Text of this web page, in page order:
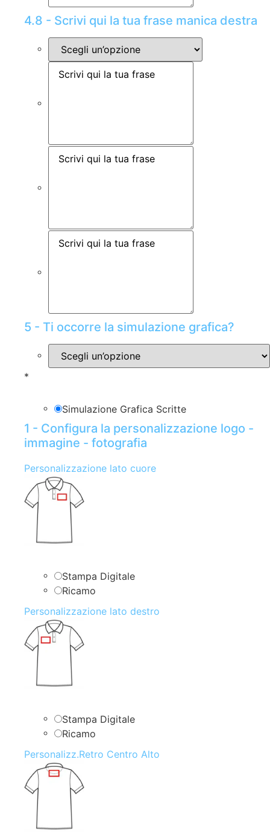
4.8 - Scrivi qui la tua frase manica destra
5 - Ti occorre la simulazione grafica?
*
Simulazione Grafica Scritte
1 - Configura la personalizzazione logo -
immagine - fotografia
Personalizzazione lato cuore
Stampa Digitale
Ricamo
Personalizzazione lato destro
Stampa Digitale
Ricamo
Personalizz.Retro Centro Alto